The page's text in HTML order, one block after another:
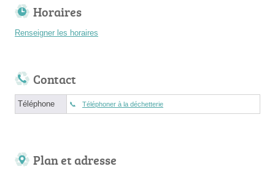
Horaires
Renseigner les horaires
Contact
Téléphone Téléphoner à la déchetterie
Plan et adresse